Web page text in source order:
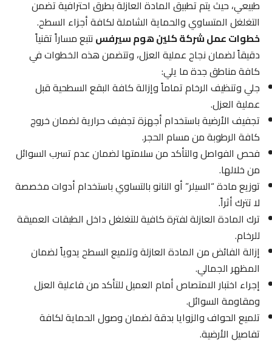
طبيعي، حيث يتم تطبيق المادة العازلة بطرق احترافية تضمن
التغلغل المتساوي والحماية الشاملة لكافة أجزاء السطح.
خطوات عمل شركة كلين هوم سيرفسنتبع مساراً تقنياً
دقيقاً لضمان نجاح عملية العزل، وتتضمن هذه الخطوات في
كافة مناطق جدة ما يلي:
جلي وتنظيف الرخام تماماً وإزالة كافة البقع السطحية قبل
عملية العزل.
تجفيف الأرضية باستخدام أجهزة تجفيف حرارية لضمان خروج
كافة الرطوبة من مسام الحجر.
فحص الفواصل والتأكد من سلامتها لضمان عدم تسرب السوائل
من خلالها.
توزيع مادة “السيلر” أو النانو بالتساوي باستخدام أدوات مخصصة
لا تترك أثراً.
ترك المادة العازلة لفترة كافية للتغلغل داخل الطبقات العميقة
للرخام.
إزالة الفائض من المادة العازلة وتلميع السطح يدوياً لضمان
المظهر الجمالي.
إجراء اختبار الامتصاص أمام العميل للتأكد من فاعلية العزل
ومقاومة السوائل.
تلميع الحواف والزوايا بدقة لضمان وصول الحماية لكافة
تفاصيل الأرضية.